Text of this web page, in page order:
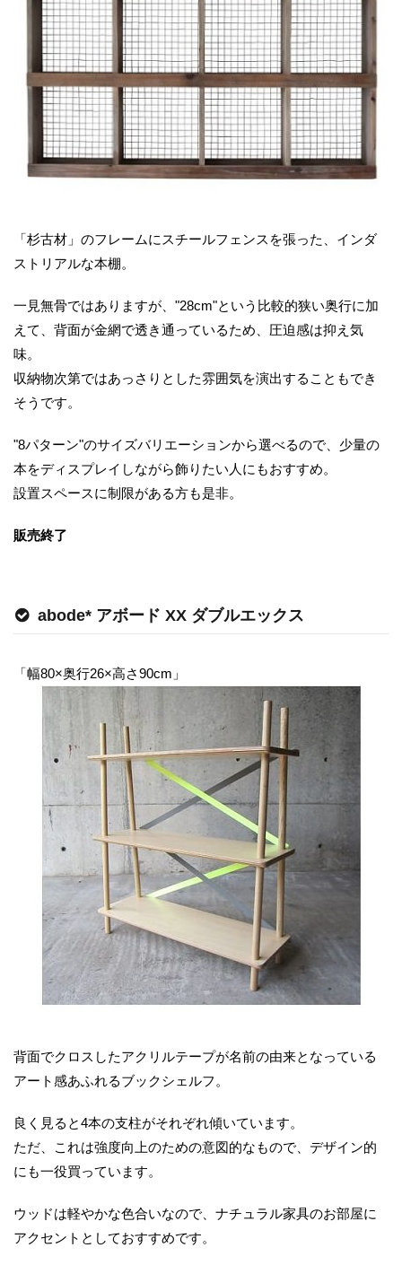
「杉古材」のフレームにスチールフェンスを張った、インダ
ストリアルな本棚。
一見無骨ではありますが、"28cm"という比較的狭い奥行に加
えて、背面が金網で透き通っているため、圧迫感は抑え気
味。
収納物次第ではあっさりとした雰囲気を演出することもでき
そうです。
"8パターン"のサイズバリエーションから選べるので、少量の
本をディスプレイしながら飾りたい人にもおすすめ。
設置スペースに制限がある方も是非。
販売終了
abode* アボード XX ダブルエックス
「幅80×奥行26×高さ90cm」
背面でクロスしたアクリルテープが名前の由来となっている
アート感あふれるブックシェルフ。
良く見ると4本の支柱がそれぞれ傾いています。
ただ、これは強度向上のための意図的なもので、デザイン的
にも一役買っています。
ウッドは軽やかな色合いなので、ナチュラル家具のお部屋に
アクセントとしておすすめです。